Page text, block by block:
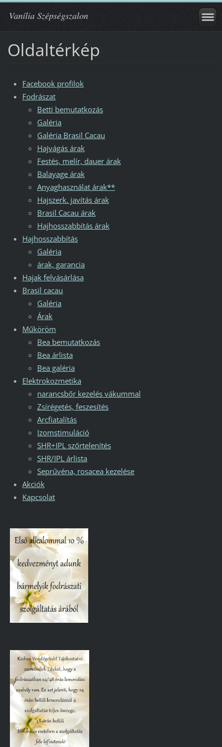
Vanília Szépségszalon
Oldaltérkép
Facebook profilok
Fodrászat
Betti bemutatkozás
Galéria
Galéria Brasil Cacau
Hajvágás árak
Festés, melír, dauer árak
Balayage árak
Anyaghasználat árak**
Hajszerk. javítás árak
Brasil Cacau árak
Hajhosszabbítás árak
Hajhosszabbítás
Galéria
árak, garancia
Hajak felvásárlása
Brasil cacau
Galéria
Árak
Műköröm
Bea bemutatkozás
Bea árlista
Bea galéria
Elektrokozmetika
narancsbőr kezelés vákummal
Zsírégetés, feszesítés
Arcfiatalítás
Izomstimuláció
SHR+IPL szőrtelenítés
SHR/IPL árlista
Seprűvéna, rosacea kezelése
Akciók
Kapcsolat